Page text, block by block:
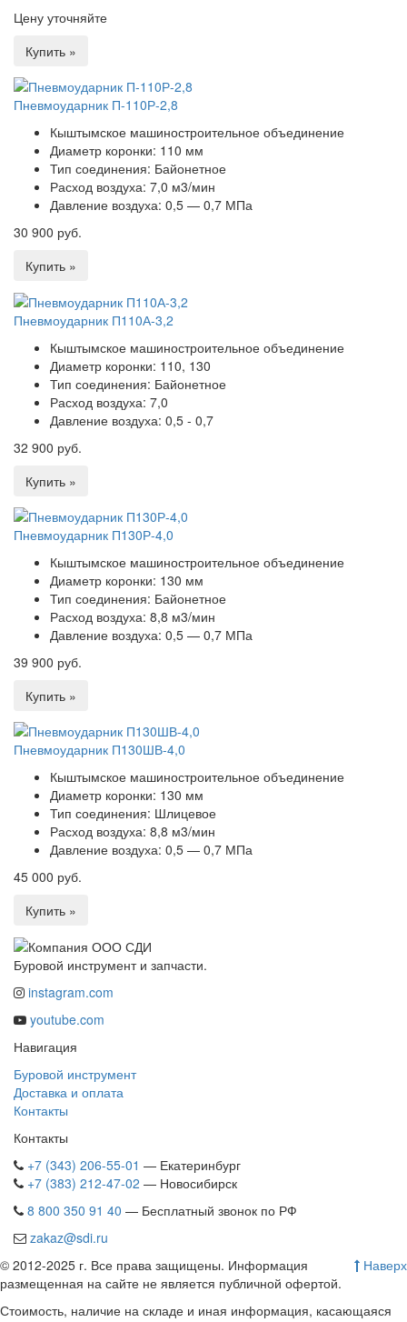
Цену уточняйте
Купить »
Пневмоударник П-110Р-2,8
Кыштымское машиностроительное объединение
Диаметр коронки: 110 мм
Тип соединения: Байонетное
Расход воздуха: 7,0 м3/мин
Давление воздуха: 0,5 — 0,7 МПа
30 900 руб.
Купить »
Пневмоударник П110А-3,2
Кыштымское машиностроительное объединение
Диаметр коронки: 110, 130
Тип соединения: Байонетное
Расход воздуха: 7,0
Давление воздуха: 0,5 - 0,7
32 900 руб.
Купить »
Пневмоударник П130Р-4,0
Кыштымское машиностроительное объединение
Диаметр коронки: 130 мм
Тип соединения: Байонетное
Расход воздуха: 8,8 м3/мин
Давление воздуха: 0,5 — 0,7 МПа
39 900 руб.
Купить »
Пневмоударник П130ШВ-4,0
Кыштымское машиностроительное объединение
Диаметр коронки: 130 мм
Тип соединения: Шлицевое
Расход воздуха: 8,8 м3/мин
Давление воздуха: 0,5 — 0,7 МПа
45 000 руб.
Купить »
Буровой инструмент и запчасти.
instagram.com
youtube.com
Навигация
Буровой инструмент
Доставка и оплата
Контакты
Контакты
+7 (343) 206-55-01 — Екатеринбург
+7 (383) 212-47-02 — Новосибирск
8 800 350 91 40 — Бесплатный звонок по РФ
zakaz@sdi.ru
Наверх
© 2012-2025 г. Все права защищены. Информация
размещенная на сайте не является публичной офертой.
Стоимость, наличие на складе и иная информация, касающаяся